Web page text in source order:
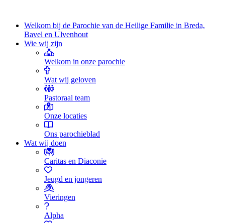
Welkom bij de Parochie van de Heilige Familie in Breda,
Bavel en Ulvenhout
Wie wij zijn
Welkom in onze parochie
Wat wij geloven
Pastoraal team
Onze locaties
Ons parochieblad
Wat wij doen
Caritas en Diaconie
Jeugd en jongeren
Vieringen
Alpha